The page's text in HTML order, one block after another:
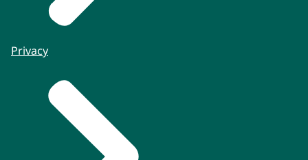
Privacy